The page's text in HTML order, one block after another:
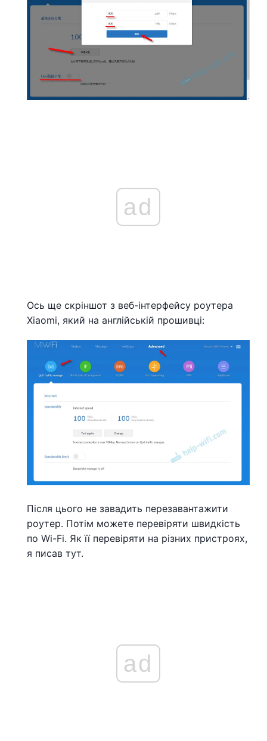
ad
Ось ще скріншот з веб-інтерфейсу роутера
Xiaomi, який на англійській прошивці:
Після цього не завадить перезавантажити
роутер. Потім можете перевіряти швидкість
по Wi-Fi. Як її перевіряти на різних пристроях,
я писав тут.
ad